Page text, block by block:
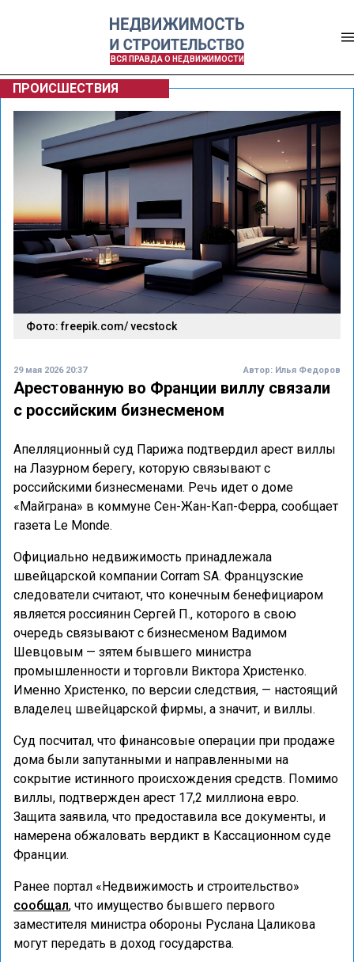
ВСЯ ПРАВДА О НЕДВИЖИМОСТИ
ПРОИСШЕСТВИЯ
Фото: freepik.com/ vecstock
29 мая 2026 20:37 Автор: Илья Федоров
Арестованную во Франции виллу связали
с российским бизнесменом
Апелляционный суд Парижа подтвердил арест виллы
на Лазурном берегу, которую связывают с
российскими бизнесменами. Речь идет о доме
«Майграна» в коммуне Сен-Жан-Кап-Ферра, сообщает
газета Le Monde.
Официально недвижимость принадлежала
швейцарской компании Corram SA. Французские
следователи считают, что конечным бенефициаром
является россиянин Сергей П., которого в свою
очередь связывают с бизнесменом Вадимом
Шевцовым — зятем бывшего министра
промышленности и торговли Виктора Христенко.
Именно Христенко, по версии следствия, — настоящий
владелец швейцарской фирмы, а значит, и виллы.
Суд посчитал, что финансовые операции при продаже
дома были запутанными и направленными на
сокрытие истинного происхождения средств. Помимо
виллы, подтвержден арест 17,2 миллиона евро.
Защита заявила, что предоставила все документы, и
намерена обжаловать вердикт в Кассационном суде
Франции.
Ранее портал «Недвижимость и строительство»
сообщал, что имущество бывшего первого
заместителя министра обороны Руслана Цаликова
могут передать в доход государства.